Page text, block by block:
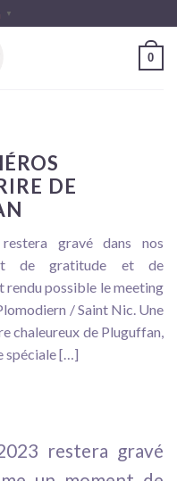
▼
0
DE
gravé dans nos
de gratitude et de
rendu possible le meeting
/ Saint Nic. Une
chaleureux de Pluguffan,
spéciale […]
restera gravé